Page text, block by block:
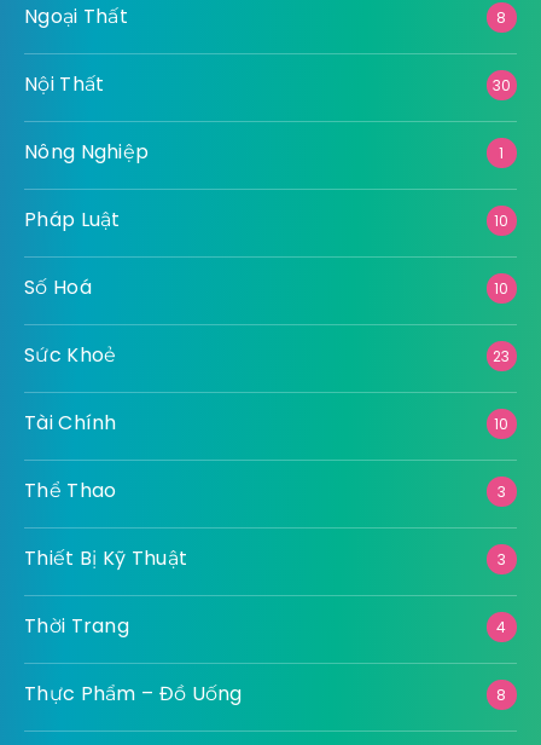
Ngoại Thất 8
Nội Thất 30
Nông Nghiệp 1
Pháp Luật 10
Số Hoá 10
Sức Khoẻ 23
Tài Chính 10
Thể Thao 3
Thiết Bị Kỹ Thuật 3
Thời Trang 4
Thực Phẩm – Đồ Uống 8